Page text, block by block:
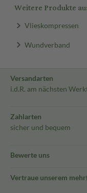
Weitere Produkte
Vlieskompressen
Wundverband
Versandarten
i.d.R. am nächsten
Zahlarten
sicher und bequem
Bewerte uns
Vertraue unserem